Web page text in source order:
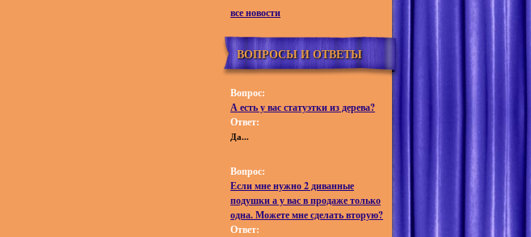
все новости
ВОПРОСЫ И ОТВЕТЫ
Вопрос:
А есть у вас статуэтки из дерева?
Ответ:
Да...
Вопрос:
Если мне нужно 2 диванные
подушки а у вас в продаже только
одна. Можете мне сделать вторую?
Ответ: